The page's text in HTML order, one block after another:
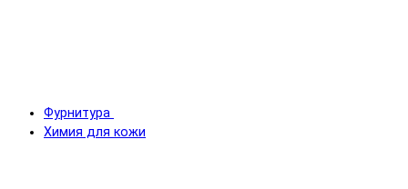
Фурнитура
Химия для кожи